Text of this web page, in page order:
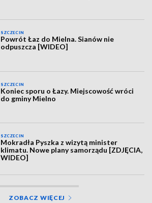
SZCZECIN
Powrót Łaz do Mielna. Sianów nie
odpuszcza [WIDEO]
SZCZECIN
Koniec sporu o Łazy. Miejscowość wróci
do gminy Mielno
SZCZECIN
Mokradła Pyszka z wizytą minister
klimatu. Nowe plany samorządu [ZDJĘCIA,
WIDEO]
ZOBACZ WIĘCEJ